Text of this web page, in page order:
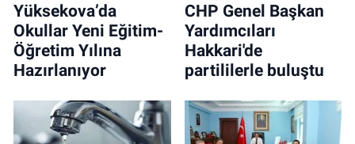
Yüksekova’da
Okullar Yeni Eğitim-
Öğretim Yılına
Hazırlanıyor
CHP Genel Başkan
Yardımcıları
Hakkari'de
partililerle buluştu